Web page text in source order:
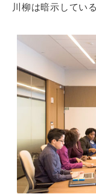
川柳は暗示してい